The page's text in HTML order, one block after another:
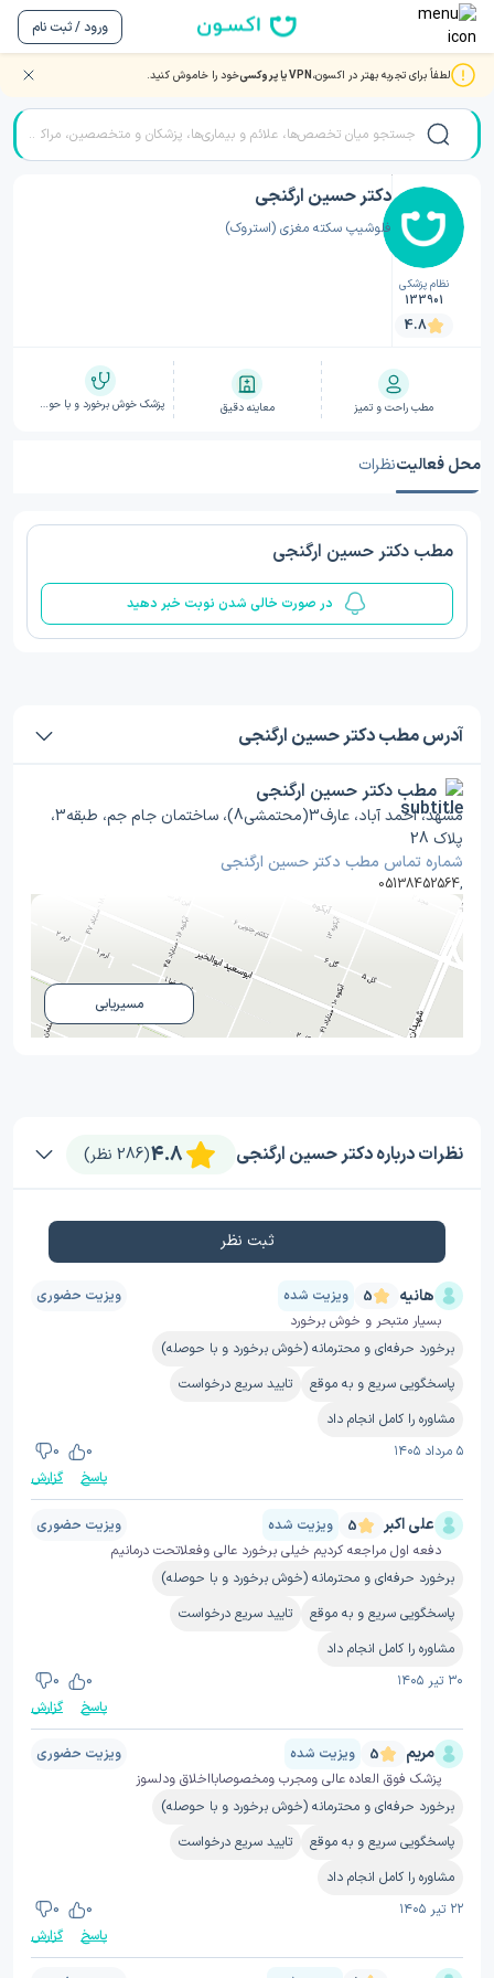
ورود / ثبت نام
لطفاً برای تجربه بهتر در اکسون،VPN یا پروکسی خود را خاموش کنید. صفحه اصلی/دکتر سکته مغزی/دکتر سکته مغزی مشهد/ دکتر حسین ارگنجی
نظام پزشکی
133901
4.8
دکتر حسین ارگنجی
فلوشیپ سکته مغزی (استروک)
مطب راحت و تمیز معاینه دقیق پزشک خوش برخورد و با حوصله
محل فعالیتنظرات
مطب دکتر حسین ارگنجی
در صورت خالی شدن نوبت خبر دهید
آدرس مطب دکتر حسین ارگنجی
مطب دکتر حسین ارگنجی
مشهد، احمد آباد، عارف3(محتمشی8)، ساختمان جام جم، طبقه3،
پلاک 28
شماره تماس مطب دکتر حسین ارگنجی
05138452564,
مسیریابی
نظرات درباره دکتر حسین ارگنجی (286 نظر)4.8
ثبت نظر
هانیه 5 ویزیت شده
ویزیت حضوری
بسیار متبحر و خوش برخورد
برخورد حرفه‌ای و محترمانه (خوش برخورد و با حوصله)
پاسخگویی سریع و به موقع
تایید سریع درخواست
مشاوره را کامل انجام داد
۵ مرداد ۱۴۰۵
0
0
پاسخ
گزارش
علی اکبر 5 ویزیت شده
ویزیت حضوری
دفعه اول مراجعه کردیم خیلی برخورد عالی وفعلاتحت درمانیم
برخورد حرفه‌ای و محترمانه (خوش برخورد و با حوصله)
پاسخگویی سریع و به موقع
تایید سریع درخواست
مشاوره را کامل انجام داد
۳۰ تیر ۱۴۰۵
0
0
پاسخ
گزارش
مریم 5 ویزیت شده
ویزیت حضوری
پزشک فوق العاده عالی ومجرب ومخصوصابااخلاق ودلسوز
برخورد حرفه‌ای و محترمانه (خوش برخورد و با حوصله)
پاسخگویی سریع و به موقع
تایید سریع درخواست
مشاوره را کامل انجام داد
۲۲ تیر ۱۴۰۵
0
0
پاسخ
گزارش